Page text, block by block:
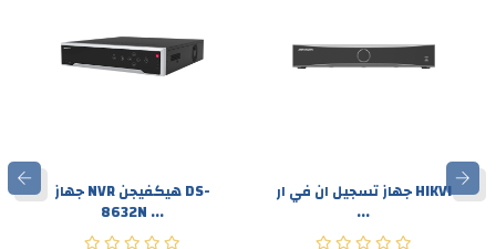
جهاز NVR هيكفيجن DS-
8632N ...
جهاز تسجيل ان في ار HIKVI
...